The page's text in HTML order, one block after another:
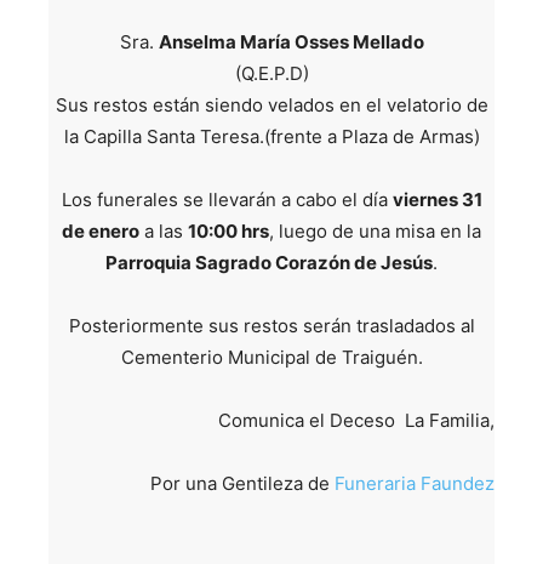
Sra. Anselma María Osses Mellado
(Q.E.P.D)
Sus restos están siendo velados en el velatorio de
la Capilla Santa Teresa.(frente a Plaza de Armas)
Los funerales se llevarán a cabo el día viernes 31
de enero a las 10:00 hrs, luego de una misa en la
Parroquia Sagrado Corazón de Jesús.
Posteriormente sus restos serán trasladados al
Cementerio Municipal de Traiguén.
Comunica el Deceso La Familia,
Por una Gentileza de Funeraria Faundez